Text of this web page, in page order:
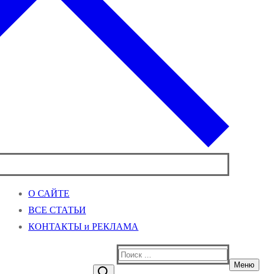
О САЙТЕ
ВСЕ СТАТЬИ
КОНТАКТЫ и РЕКЛАМА
Найти:
Меню